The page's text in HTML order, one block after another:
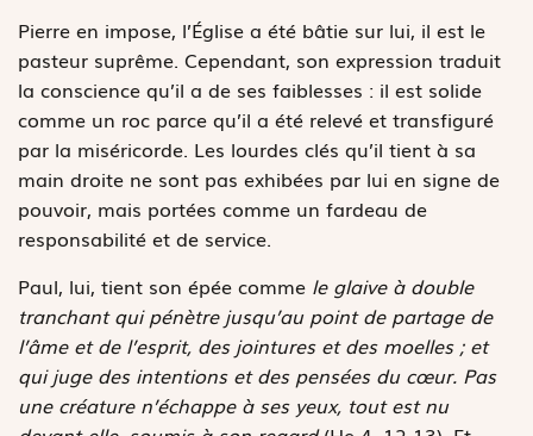
Pierre en impose, l’Église a été bâtie sur lui, il est le
pasteur suprême. Cependant, son expression traduit
la conscience qu’il a de ses faiblesses : il est solide
comme un roc parce qu’il a été relevé et transfiguré
par la miséricorde. Les lourdes clés qu’il tient à sa
main droite ne sont pas exhibées par lui en signe de
pouvoir, mais portées comme un fardeau de
responsabilité et de service.
Paul, lui, tient son épée comme le glaive à double
tranchant qui pénètre jusqu’au point de partage de
l’âme et de l’esprit, des jointures et des moelles ; et
qui juge des intentions et des pensées du cœur. Pas
une créature n’échappe à ses yeux, tout est nu